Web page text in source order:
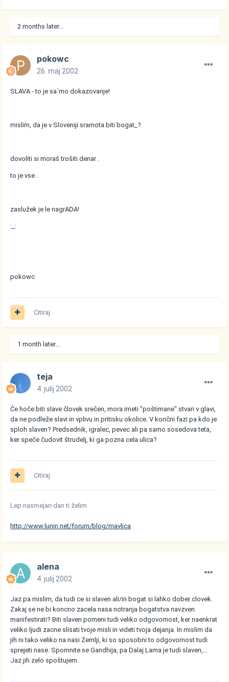
2 months later...
pokowc
26. maj 2002
SLAVA - to je sa´mo dokazovanje!
mislim, da je v Sloveniji sramota biti bogat_?
dovoliti si moraš trošiti denar .
to je vse .
zaslužek je le nagrADA!
:_:
pokowc
Citiraj
1 month later...
teja
4. julij 2002
Če hoče biti slave človek srečen, mora imeti "poštimane" stvari v glavi,
da ne podleže slavi in vplivu in pritisku okolice. V končni fazi pa kdo je
sploh slaven? Predsednik, igralec, pevec ali pa samo sosedova teta,
ker speče čudovit štrudelj, ki ga pozna cela ulica?
Citiraj
Lep nasmejan dan ti želim
http://www.lunin.net/forum/blog/mavlica
alena
4. julij 2002
Jaz pa mislim, da tudi ce si slaven ali/in bogat si lahko dober clovek.
Zakaj se ne bi koncno zacela nasa notranja bogatstva navzven
manifestirati? Biti slaven pomeni tudi veliko odgovornost, ker naenkrat
veliko ljudi zacne slisati tvoje misli in videti tvoja dejanja. In mislim da
jih ni tako veliko na nasi Zemlji, ki so sposobni to odgovornost tudi
sprejeti nase. Spomnite se Gandhija, pa Dalaj Lama je tudi slaven,...
Jaz jih zelo spoštujem.